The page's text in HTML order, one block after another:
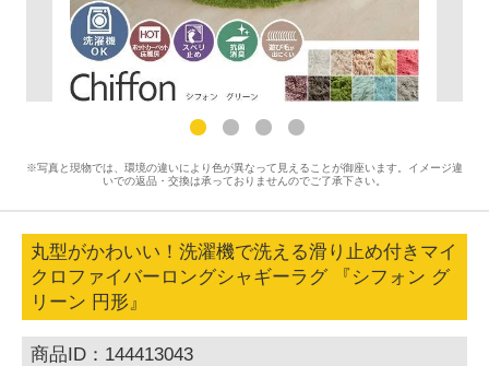
※写真と現物では、環境の違いにより色が異なって見えることが御座います。イメージ違
いでの返品・交換は承っておりませんのでご了承下さい。
丸型がかわいい！洗濯機で洗える滑り止め付きマイ
クロファイバーロングシャギーラグ 『シフォン グ
リーン 円形』
商品ID：144413043